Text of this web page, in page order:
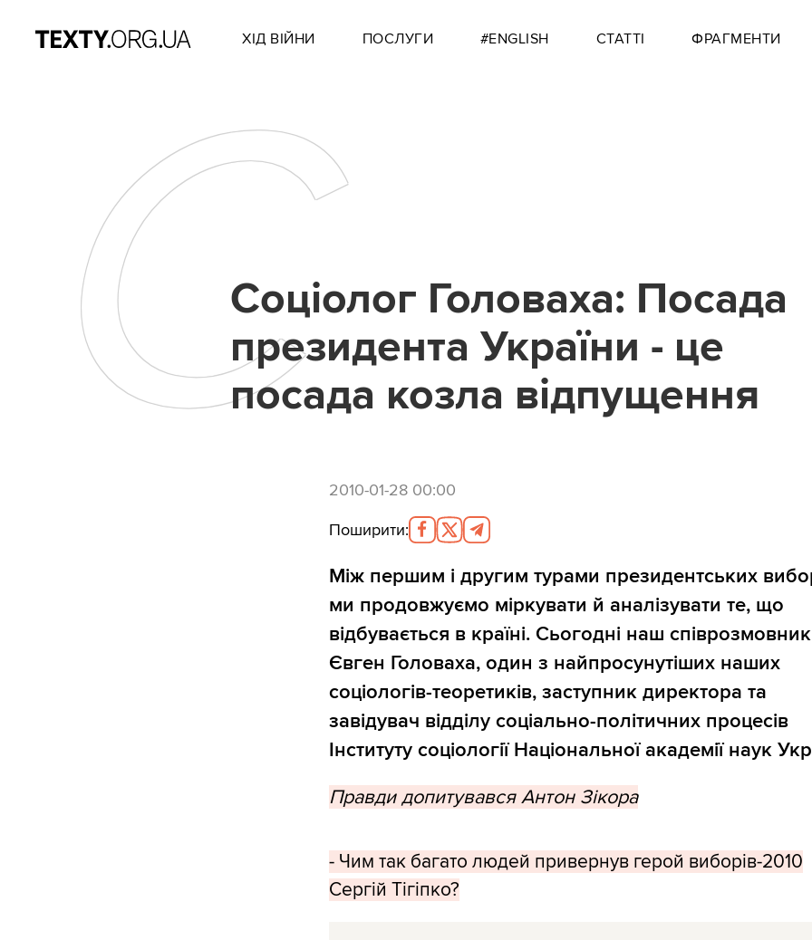
ХІД ВІЙНИ ПОСЛУГИ #ENGLISH СТАТТІ ФРАГМЕНТИ
ССоціолог Головаха: Посада
президента України - це
посада козла відпущення
2010-01-28 00:00
Поширити:
Між першим і другим турами президентських
ми продовжуємо міркувати й аналізувати те, що
відбувається в країні. Сьогодні наш
Євген Головаха, один з найпросунутіших наших
соціологів-теоретиків, заступник директора та
завідувач відділу соціально-політичних процесів
Інституту соціології Національної академії наук
Правди допитувався Антон Зікора
- Чим так багато людей привернув герой виборів-2010
Сергій Тігіпко?